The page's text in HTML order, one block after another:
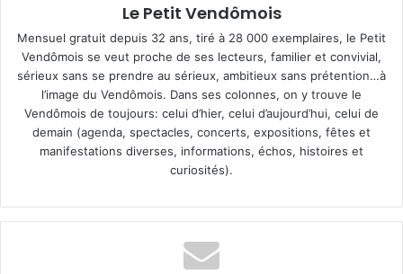
Le Petit Vendômois
Mensuel gratuit depuis 32 ans, tiré à 28 000 exemplaires, le Petit
Vendômois se veut proche de ses lecteurs, familier et convivial,
sérieux sans se prendre au sérieux, ambitieux sans prétention…à
l’image du Vendômois. Dans ses colonnes, on y trouve le
Vendômois de toujours: celui d’hier, celui d’aujourd’hui, celui de
demain (agenda, spectacles, concerts, expositions, fêtes et
manifestations diverses, informations, échos, histoires et
curiosités).